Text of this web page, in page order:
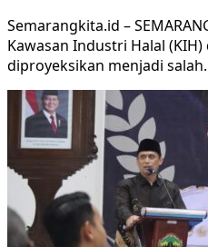
Semarangkita.id –
Kawasan Industri Halal (KIH)
diproyeksikan menjadi